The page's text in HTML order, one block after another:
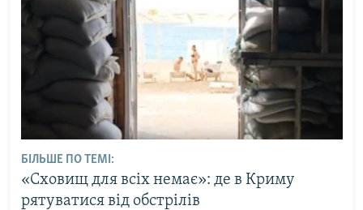
БІЛЬШЕ ПО ТЕМІ:
«Сховищ для всіх немає»: де в Криму
рятуватися від обстрілів